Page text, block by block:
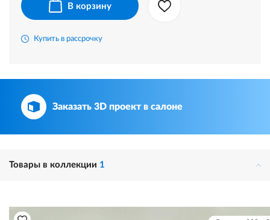
В корзину
Купить в рассрочку
Заказать 3D проект в салоне
Товары в коллекции 1